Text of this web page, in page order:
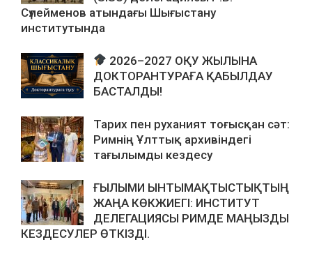
Сүлейменов атындағы Шығыстану
институтында
2026–2027 ОҚУ ЖЫЛЫНА
ДОКТОРАНТУРАҒА ҚАБЫЛДАУ
БАСТАЛДЫ!
Тарих пен руханият тоғысқан сәт:
Римнің Ұлттық архивіндегі
тағылымды кездесу
ҒЫЛЫМИ ЫНТЫМАҚТЫСТЫҚТЫҢ
ЖАҢА КӨКЖИЕГІ: ИНСТИТУТ
ДЕЛЕГАЦИЯСЫ РИМДЕ МАҢЫЗДЫ
КЕЗДЕСУЛЕР ӨТКІЗДІ.